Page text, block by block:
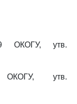
ОКОГУ, утв.
ОКОГУ, утв.